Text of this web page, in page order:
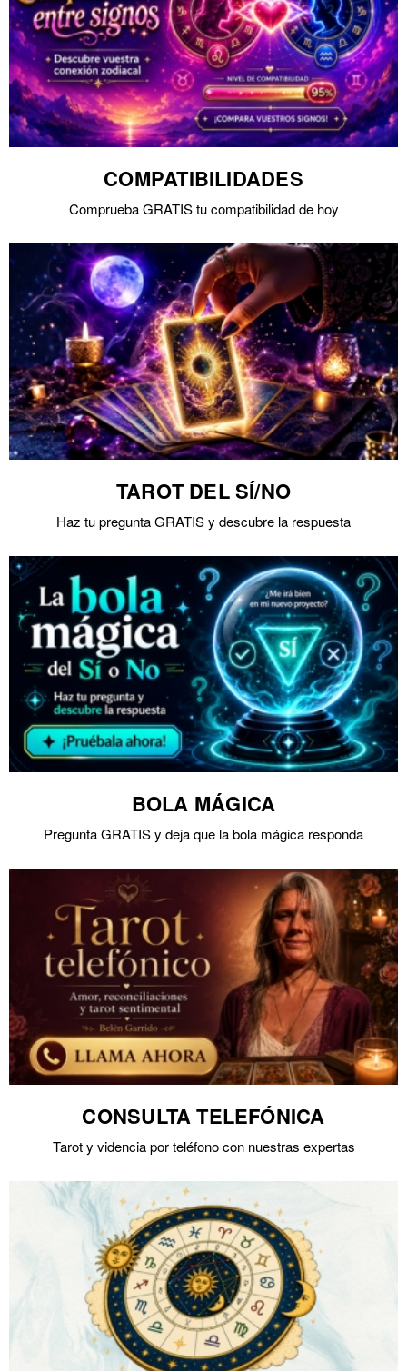
COMPATIBILIDADES
Comprueba GRATIS tu compatibilidad de hoy
TAROT DEL SÍ/NO
Haz tu pregunta GRATIS y descubre la respuesta
BOLA MÁGICA
Pregunta GRATIS y deja que la bola mágica responda
CONSULTA TELEFÓNICA
Tarot y videncia por teléfono con nuestras expertas